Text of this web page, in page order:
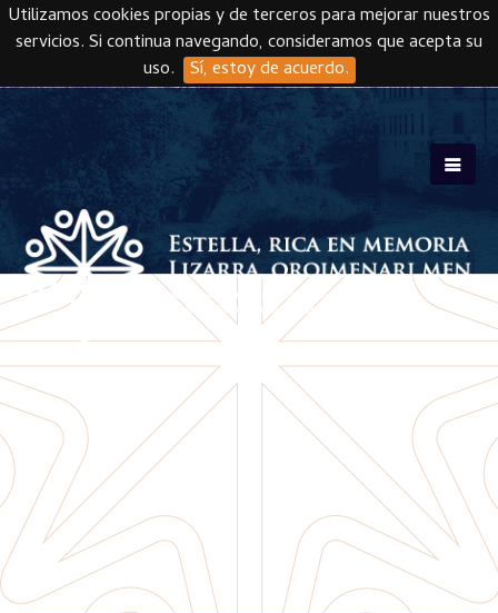
Utilizamos cookies propias y de terceros para mejorar nuestros
servicios. Si continua navegando, consideramos que acepta su
uso. Sí, estoy de acuerdo.
Skip to main content